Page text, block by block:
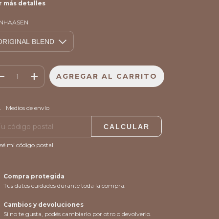
más detalles
para el CP:
Medios de envío
CALCULAR
mi código postal
Compra protegida
Tus datos cuidados durante toda la compra.
Cambios y devoluciones
Si no te gusta, podés cambiarlo por otro o devolverlo.